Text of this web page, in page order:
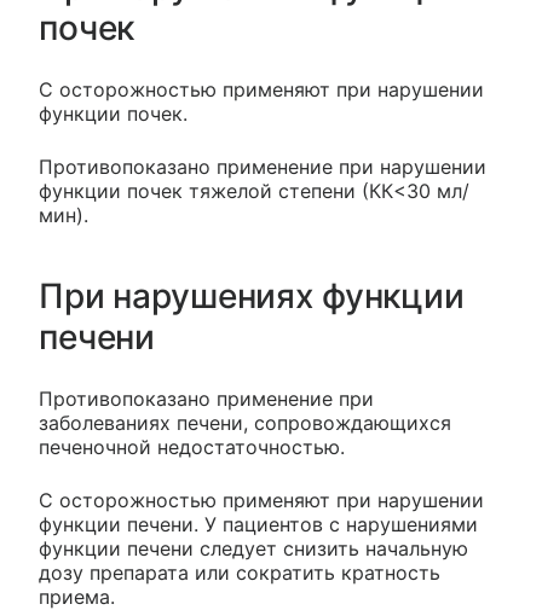
почек
С осторожностью применяют при нарушении
функции почек.
Противопоказано применение при нарушении
функции почек тяжелой степени (КК<30 мл/
мин).
При нарушениях функции
печени
Противопоказано применение при
заболеваниях печени, сопровождающихся
печеночной недостаточностью.
С осторожностью применяют при нарушении
функции печени. У пациентов с нарушениями
функции печени следует снизить начальную
дозу препарата или сократить кратность
приема.